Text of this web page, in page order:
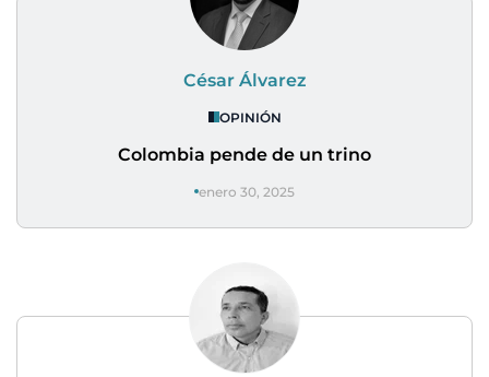
César Álvarez
OPINIÓN
Colombia pende de un trino
enero 30, 2025